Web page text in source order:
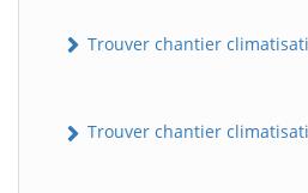
Trouver chantier
Trouver chantier